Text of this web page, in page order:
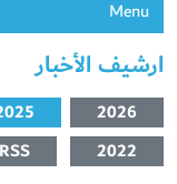
Menu
ارشيف الأخبار
2026
2022
RSS